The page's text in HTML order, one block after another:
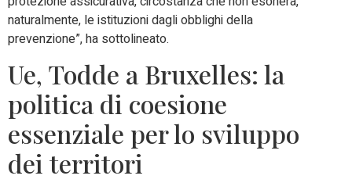
naturalmente, le istituzioni dagli obblighi della
prevenzione”, ha sottolineato.
Ue, Todde a Bruxelles: la
politica di coesione
essenziale per lo sviluppo
dei territori